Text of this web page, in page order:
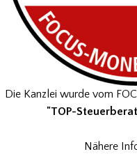
Die Kanzlei wurde vom
"TOP-
Nähere